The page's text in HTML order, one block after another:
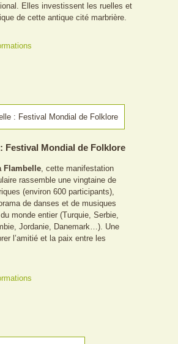
Elles investissent les ruelles et
de cette antique cité marbrière.
Festival Mondial de Folklore
Flambelle , cette manifestation
rassemble une vingtaine de
(environ 600 participants),
de danses et de musiques
monde entier (Turquie, Serbie,
Jordanie, Danemark…). Une
l’amitié et la paix entre les